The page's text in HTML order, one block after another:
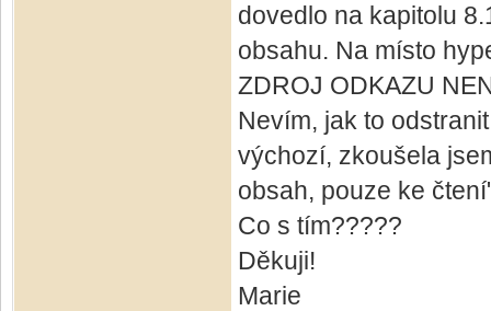
dovedlo na kapitolu
obsahu. Na místo
ZDROJ ODKAZU
Nevím, jak to
výchozí, zkoušela
obsah, pouze ke
Co s tím?????
Děkuji!
Marie